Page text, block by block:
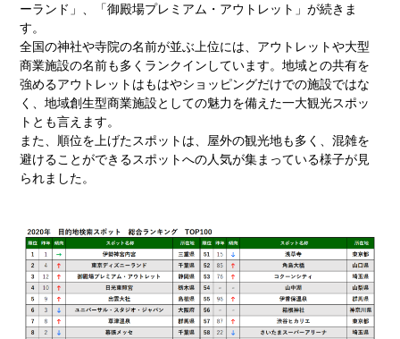
ーランド」、「御殿場プレミアム・アウトレット」が続きま
す。
全国の神社や寺院の名前が並ぶ上位には、アウトレットや大型
商業施設の名前も多くランクインしています。地域との共有を
強めるアウトレットはもはやショッピングだけでの施設ではな
く、地域創生型商業施設としての魅力を備えた一大観光スポッ
トとも言えます。
また、順位を上げたスポットは、屋外の観光地も多く、混雑を
避けることができるスポットへの人気が集まっている様子が見
られました。